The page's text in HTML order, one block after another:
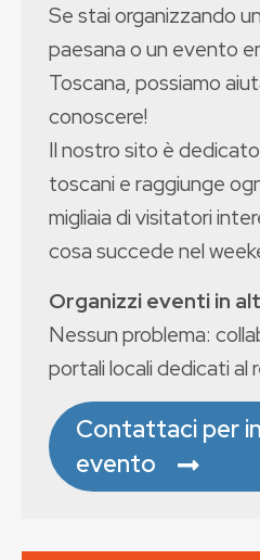
Se stai organizzando
paesana o un evento
Toscana, possiamo
conoscere!
Il nostro sito è
toscani e raggiunge
migliaia di visitatori
cosa succede nel
Organizzi eventi in
Nessun problema:
portali locali dedicati al
Contattaci per
evento